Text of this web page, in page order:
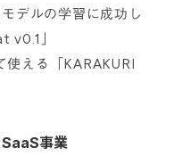
デルの学習に成功し
v0.1」
使える「KARAKURI
事業